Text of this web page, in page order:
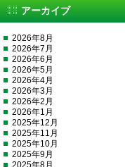
アーカイブ
2026年8月
2026年7月
2026年6月
2026年5月
2026年4月
2026年3月
2026年2月
2026年1月
2025年12月
2025年11月
2025年10月
2025年9月
2025年8月